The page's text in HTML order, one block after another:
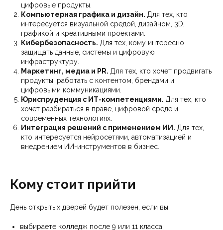
цифровые продукты.
Компьютерная графика и дизайн. Для тех, кто
интересуется визуальной средой, дизайном, 3D,
графикой и креативными проектами.
Кибербезопасность. Для тех, кому интересно
защищать данные, системы и цифровую
инфраструктуру.
Маркетинг, медиа и PR. Для тех, кто хочет продвигать
продукты, работать с контентом, брендами и
цифровыми коммуникациями.
Юриспруденция с ИТ-компетенциями. Для тех, кто
хочет разбираться в праве, цифровой среде и
современных технологиях.
Интеграция решений с применением ИИ. Для тех,
кто интересуется нейросетями, автоматизацией и
внедрением ИИ-инструментов в бизнес.
Кому стоит прийти
День открытых дверей будет полезен, если вы:
выбираете колледж после 9 или 11 класса;